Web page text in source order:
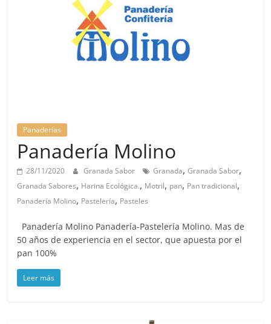
Panaderías
Panadería Molino
28/11/2020 Granada Sabor Granada,Granada Sabor,
Granada Sabores, Harina Ecológica., Motril, pan, Pan tradicional,
Panadería Molino, Pastelería, Pasteles
Panadería Molino Panadería-Pastelería Molino. Mas de
50 años de experiencia en el sector, que apuesta por el
pan 100%
Leer más